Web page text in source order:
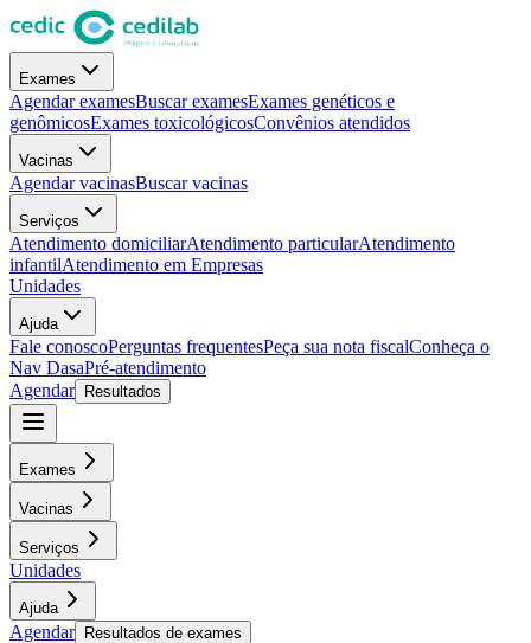
Exames
Agendar examesBuscar examesExames genéticos e
genômicosExames toxicológicosConvênios atendidos
Vacinas
Agendar vacinasBuscar vacinas
Serviços
Atendimento domiciliarAtendimento particularAtendimento
infantilAtendimento em Empresas
Unidades
Ajuda
Fale conoscoPerguntas frequentesPeça sua nota fiscalConheça o
Nav DasaPré-atendimento
Agendar
Resultados
Exames
Vacinas
Serviços
Unidades
Ajuda
Agendar Resultados de exames